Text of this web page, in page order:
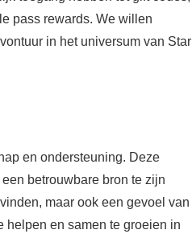
pass rewards. We willen
in het universum van Star
en ondersteuning. Deze
betrouwbare bron te zijn
maar ook een gevoel van
helpen en samen te groeien in